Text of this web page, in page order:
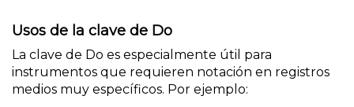
Usos de la clave de Do
La clave de Do es especialmente útil para
instrumentos que requieren notación en registros
medios muy específicos. Por ejemplo: